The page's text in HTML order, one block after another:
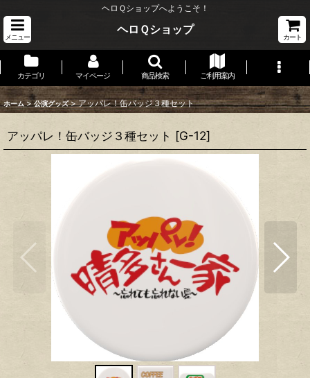
ヘロＱショップへようこそ！
メニュー
ヘロＱショップ
カート
カテゴリ マイページ 商品検索 ご利用案内
ホーム > 公演グッズ > アッパレ！缶バッジ３種セット
アッパレ！缶バッジ３種セット [G-12]